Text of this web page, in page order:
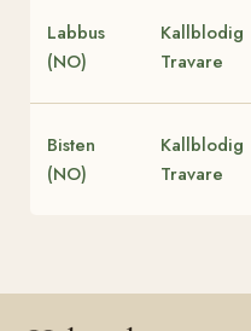
Labbus
(NO)
Kallblodig
Travare
Bisten
(NO)
Kallblodig
Travare